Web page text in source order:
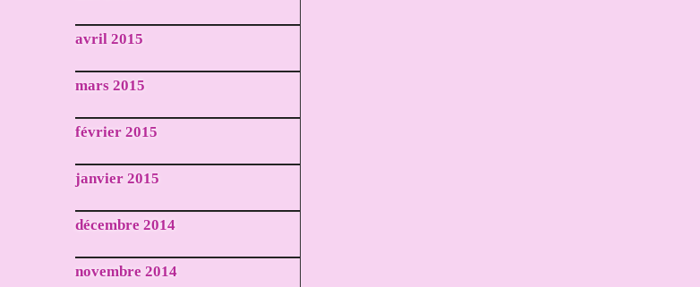
avril 2015
mars 2015
février 2015
janvier 2015
décembre 2014
novembre 2014